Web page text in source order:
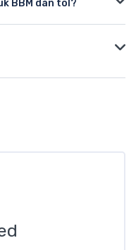
BBM dan tol?
seperti Siantar, Parapat,